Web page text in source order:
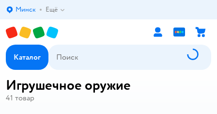
Выбор адреса доставки.
Минск Ещё
Каталог
Игрушечное оружие
41 товар